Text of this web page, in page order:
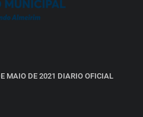
MAIO DE 2021 DIARIO OFICIAL